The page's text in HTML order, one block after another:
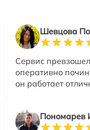
Шевцова
Сервис
оперативно
он работает
Пономарев